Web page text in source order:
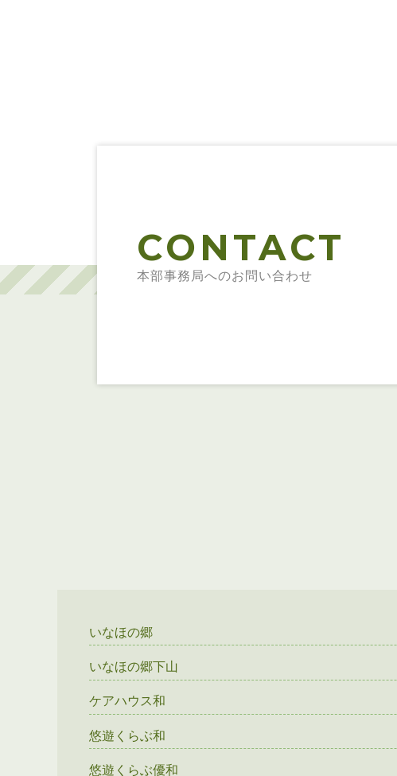
CONTACT
本部事務局へのお問い合わせ
いなほの郷
いなほの郷下山
ケアハウス和
悠遊くらぶ和
悠遊くらぶ優和